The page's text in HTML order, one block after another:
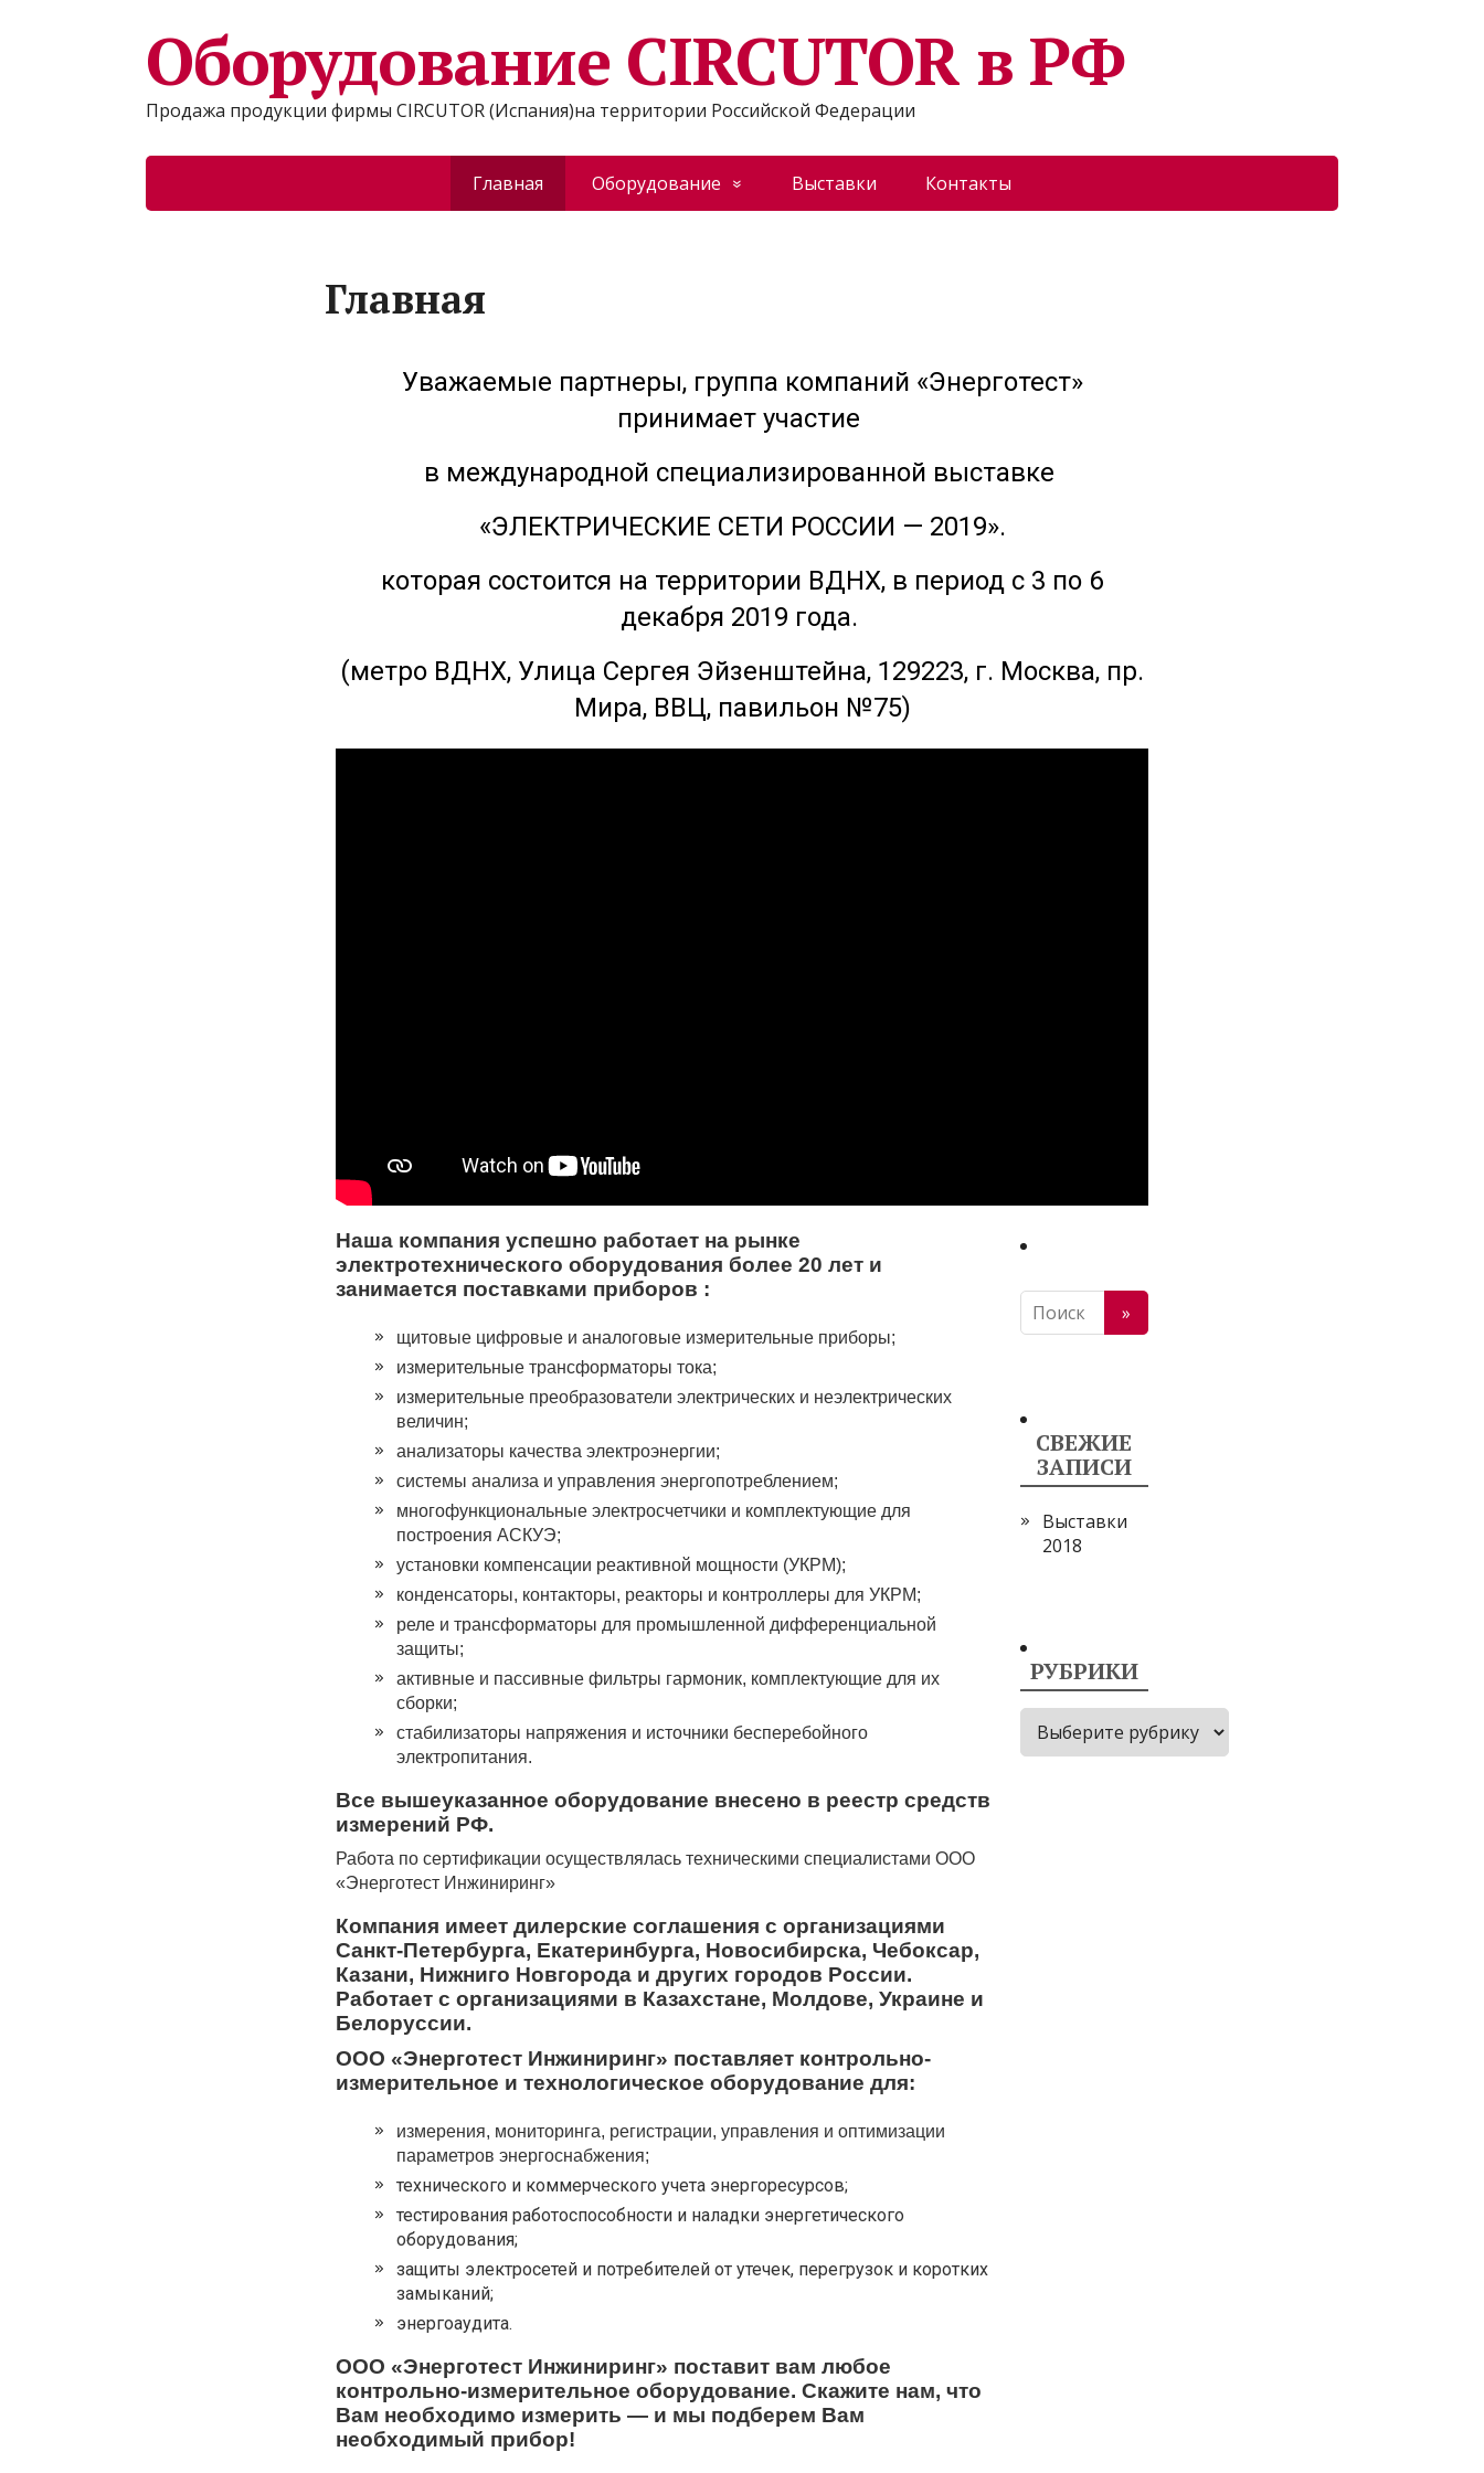
Оборудование CIRCUTOR в РФ
Продажа продукции фирмы CIRCUTOR (Испания)на территории Российской Федерации
Главная Оборудование Выставки Контакты
Главная
Уважаемые партнеры, группа компаний «Энерготест»
принимает участие
в международной специализированной выставке
«ЭЛЕКТРИЧЕСКИЕ СЕТИ РОССИИ — 2019».
которая состоится на территории ВДНХ, в период с 3 по 6
декабря 2019 года.
(метро ВДНХ, Улица Сергея Эйзенштейна, 129223, г. Москва, пр.
Мира, ВВЦ, павильон №75)
Наша компания успешно работает на рынке
электротехнического оборудования более 20 лет и
занимается поставками приборов :
щитовые цифровые и аналоговые измерительные приборы;
измерительные трансформаторы тока;
измерительные преобразователи электрических и неэлектрических
величин;
анализаторы качества электроэнергии;
системы анализа и управления энергопотреблением;
многофункциональные электросчетчики и комплектующие для
построения АСКУЭ;
установки компенсации реактивной мощности (УКРМ);
конденсаторы, контакторы, реакторы и контроллеры для УКРМ;
реле и трансформаторы для промышленной дифференциальной
защиты;
активные и пассивные фильтры гармоник, комплектующие для их
сборки;
стабилизаторы напряжения и источники бесперебойного
электропитания.
Все вышеуказанное оборудование внесено в реестр средств
измерений РФ.
Работа по сертификации осуществлялась техническими специалистами ООО
«Энерготест Инжиниринг»
Компания имеет дилерские соглашения с организациями
Санкт-Петербурга, Екатеринбурга, Новосибирска, Чебоксар,
Казани, Нижниго Новгорода и других городов России.
Работает с организациями в Казахстане, Молдове, Украине и
Белоруссии.
ООО «Энерготест Инжиниринг» поставляет контрольно-
измерительное и технологическое оборудование для:
измерения, мониторинга, регистрации, управления и оптимизации
параметров энергоснабжения;
технического и коммерческого учета энергоресурсов;
тестирования работоспособности и наладки энергетического
оборудования;
защиты электросетей и потребителей от утечек, перегрузок и коротких
замыканий;
энергоаудита.
ООО «Энерготест Инжиниринг» поставит вам любое
контрольно-измерительное оборудование. Скажите нам, что
Вам необходимо измерить — и мы подберем Вам
необходимый прибор!
СВЕЖИЕ
ЗАПИСИ
Выставки
2018
РУБРИКИ